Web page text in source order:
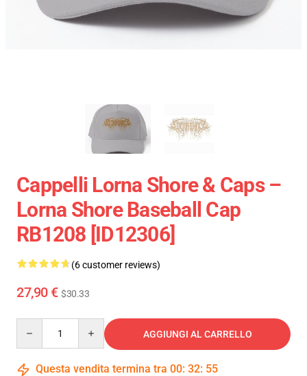
Cappelli Lorna Shore & Caps –
Lorna Shore Baseball Cap
RB1208 [ID12306]
(6 customer reviews)
27,90 € $30.33
AGGIUNGI AL CARRELLO
Questa vendita termina tra 00: 32: 54